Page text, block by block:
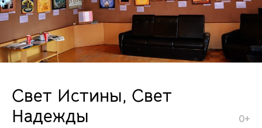
Свет Истины, Свет
Надежды
0+